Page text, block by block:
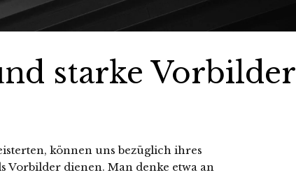
starke Vorbilder
können uns bezüglich ihres
Vorbilder dienen. Man denke etwa an